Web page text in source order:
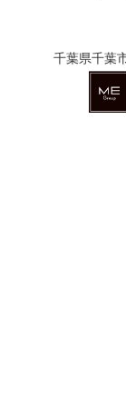
千葉県千葉